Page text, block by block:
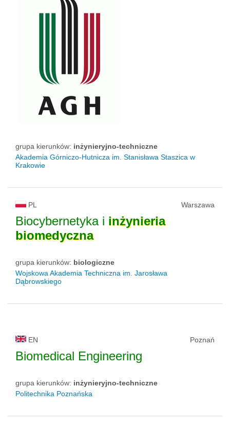
grupa kierunków: inżynieryjno-techniczne
Akademia Górniczo-Hutnicza im. Stanisława Staszica w
Krakowie
PL Warszawa
Biocybernetyka i inżynieria
biomedyczna
grupa kierunków: biologiczne
Wojskowa Akademia Techniczna im. Jarosława
Dąbrowskiego
EN Poznań
Biomedical Engineering
grupa kierunków: inżynieryjno-techniczne
Politechnika Poznańska